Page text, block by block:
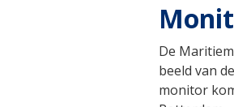
De
beeld van
monitor